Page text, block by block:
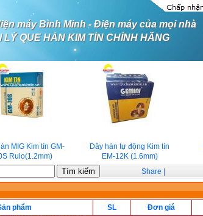
máy Bình Minh - Điện máy của mọi nhà
LÝ QUE HÀN KIM TÍN CHÍNH HÃNG
MIG Kim tín GM-
Rulo(1.2mm)
Dây hàn tự động Kim tín
EM-12K (1.6mm)
Share
phẩm SL Đơn giá